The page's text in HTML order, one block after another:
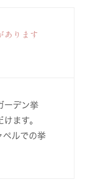
あります
ーデン挙
ます。
ペルでの挙